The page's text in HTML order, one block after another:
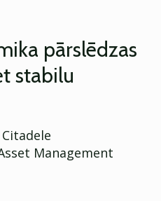
pārslēdzas
stabilu
Management